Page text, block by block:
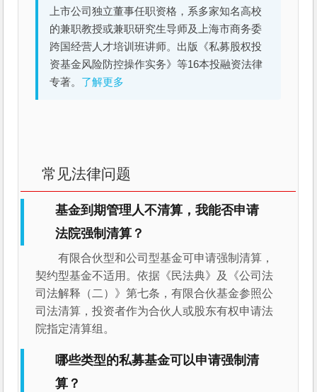
上市公司独立董事任职资格，系多家知名高校
的兼职教授或兼职研究生导师及上海市商务委
跨国经营人才培训班讲师。出版《私募股权投
资基金风险防控操作实务》等16本投融资法律
专著。 了解更多
常见法律问题
基金到期管理人不清算，我能否申请
法院强制清算？
有限合伙型和公司型基金可申请强制清算，
契约型基金不适用。依据《民法典》及《公司法
司法解释（二）》第七条，有限合伙基金参照公
司法清算，投资者作为合伙人或股东有权申请法
院指定清算组。
哪些类型的私募基金可以申请强制清
算？